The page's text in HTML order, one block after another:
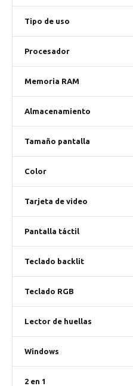
Tipo de uso
Procesador
Memoria RAM
Almacenamiento
Tamaño pantalla
Color
Tarjeta de video
Pantalla táctil
Teclado backlit
Teclado RGB
Lector de huellas
Windows
2 en 1